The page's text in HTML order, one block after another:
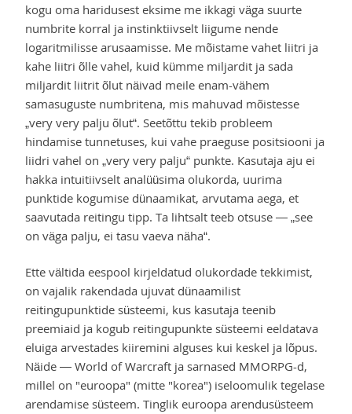
kogu oma haridusest eksime me ikkagi väga suurte
numbrite korral ja instinktiivselt liigume nende
logaritmilisse arusaamisse. Me mõistame vahet liitri ja
kahe liitri õlle vahel, kuid kümme miljardit ja sada
miljardit liitrit õlut näivad meile enam-vähem
samasuguste numbritena, mis mahuvad mõistesse
„very very palju õlut“. Seetõttu tekib probleem
hindamise tunnetuses, kui vahe praeguse positsiooni ja
liidri vahel on „very very palju“ punkte. Kasutaja aju ei
hakka intuitiivselt analüüsima olukorda, uurima
punktide kogumise dünaamikat, arvutama aega, et
saavutada reitingu tipp. Ta lihtsalt teeb otsuse — „see
on väga palju, ei tasu vaeva näha“.
Ette vältida eespool kirjeldatud olukordade tekkimist,
on vajalik rakendada ujuvat dünaamilist
reitingupunktide süsteemi, kus kasutaja teenib
preemiaid ja kogub reitingupunkte süsteemi eeldatava
eluiga arvestades kiiremini alguses kui keskel ja lõpus.
Näide — World of Warcraft ja sarnased MMORPG-d,
millel on "euroopa" (mitte "korea") iseloomulik tegelase
arendamise süsteem. Tinglik euroopa arendusüsteem